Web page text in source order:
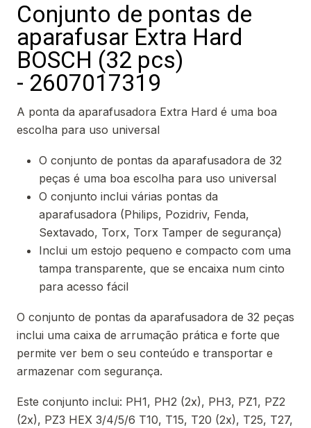
Conjunto de pontas de
aparafusar Extra Hard
BOSCH (32 pcs)
- 2607017319
A ponta da aparafusadora Extra Hard é uma boa
escolha para uso universal
O conjunto de pontas da aparafusadora de 32
peças é uma boa escolha para uso universal
O conjunto inclui várias pontas da
aparafusadora (Philips, Pozidriv, Fenda,
Sextavado, Torx, Torx Tamper de segurança)
Inclui um estojo pequeno e compacto com uma
tampa transparente, que se encaixa num cinto
para acesso fácil
O conjunto de pontas da aparafusadora de 32 peças
inclui uma caixa de arrumação prática e forte que
permite ver bem o seu conteúdo e transportar e
armazenar com segurança.
Este conjunto inclui: PH1, PH2 (2x), PH3, PZ1, PZ2
(2x), PZ3 HEX 3/4/5/6 T10, T15, T20 (2x), T25, T27,